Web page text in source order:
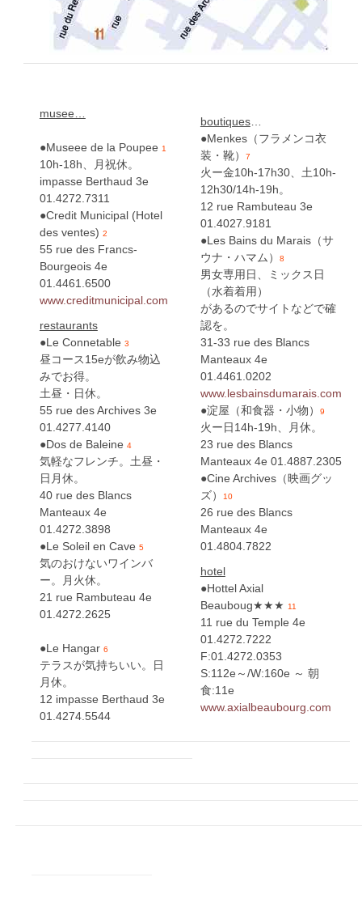
musee…
●Museee de la Poupee 1
10h-18h、月祝休。
impasse Berthaud 3e
01.4272.7311
●Credit Municipal (Hotel
des ventes) 2
55 rue des Francs-
Bourgeois 4e
01.4461.6500
www.creditmunicipal.com
restaurants
●Le Connetable 3
昼コース15eが飲み物込
みでお得。
土昼・日休。
55 rue des Archives 3e
01.4277.4140
●Dos de Baleine 4
気軽なフレンチ。土昼・
日月休。
40 rue des Blancs
Manteaux 4e
01.4272.3898
●Le Soleil en Cave 5
気のおけないワインバ
ー。月火休。
21 rue Rambuteau 4e
01.4272.2625
●Le Hangar 6
テラスが気持ちいい。日
月休。
12 impasse Berthaud 3e
01.4274.5544
boutiques…
●Menkes（フラメンコ衣
装・靴）
7
火ー金10h-17h30、土10h-
12h30/14h-19h。
12 rue Rambuteau 3e
01.4027.9181
●Les Bains du Marais（サ
ウナ・ハマム）
8
男女専用日、ミックス日
（水着着用）
があるのでサイトなどで確
認を。
31-33 rue des Blancs
Manteaux 4e
01.4461.0202
www.lesbainsdumarais.com
●淀屋（和食器・小物）
9
火ー日14h-19h、月休。
23 rue des Blancs
Manteaux 4e 01.4887.2305
●Cine Archives（映画グッ
ズ）
10
26 rue des Blancs
Manteaux 4e
01.4804.7822
hotel
●Hottel Axial
Beauboug★★★
11
11 rue du Temple 4e
01.4272.7222
F:01.4272.0353
S:112e～/W:160e ～ 朝
食:11e
www.axialbeaubourg.com